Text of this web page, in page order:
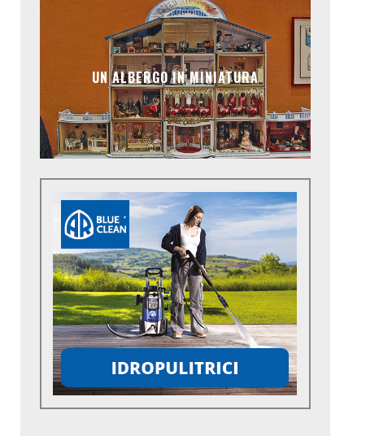
UN ALBERGO IN MINIATURA